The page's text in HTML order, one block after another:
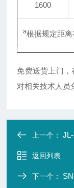
1600
a根据规定距离
免费送货上门
对相关技术人员
上一个：
返回列表
下一个：